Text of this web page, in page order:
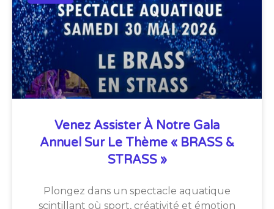
Venez Assister À Notre Gala
Annuel Sur Le Thème « BRASS &
STRASS »
Plongez dans un spectacle aquatique
scintillant où sport, créativité et émotion